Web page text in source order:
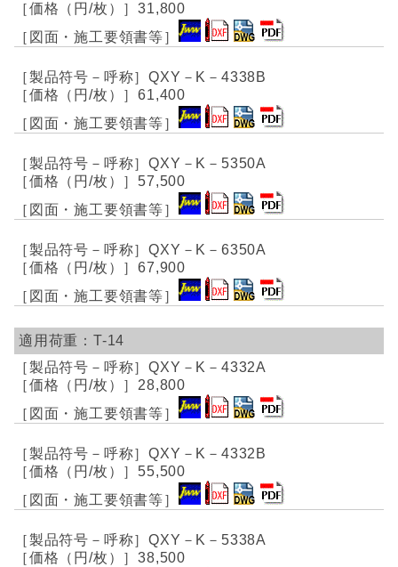
31,800
QXY－K－4338B
61,400
QXY－K－5350A
57,500
QXY－K－6350A
67,900
T-14
QXY－K－4332A
28,800
QXY－K－4332B
55,500
QXY－K－5338A
38,500